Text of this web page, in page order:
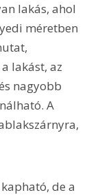
lakás, ahol
méretben
lakást, az
nagyobb
A
de a